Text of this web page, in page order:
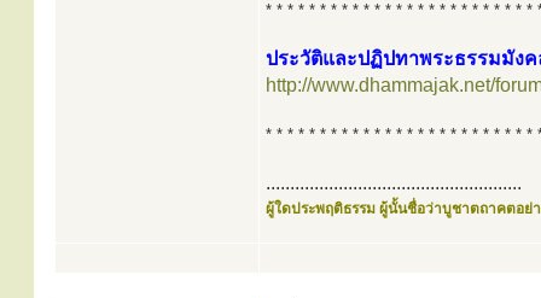
* * * * * * * * * * * * * * * * * * * * * * * * *
ประวัติและปฏิปทาพระธรรมมัง
http://www.dhammajak.net/
* * * * * * * * * * * * * * * * * * * * * * * * *
.....................................................
ผู้ใดประพฤติธรรม ผู้นั้นชื่อว่าบูชาตถาคตอย่า